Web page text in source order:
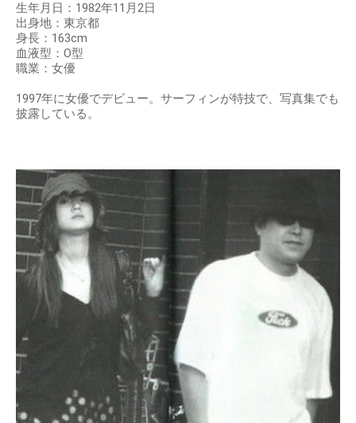
生年月日：1982年11月2日
出身地：東京都
身長：163cm
血液型：O型
職業：女優
1997年に女優でデビュー。サーフィンが特技で、写真集でも
披露している。